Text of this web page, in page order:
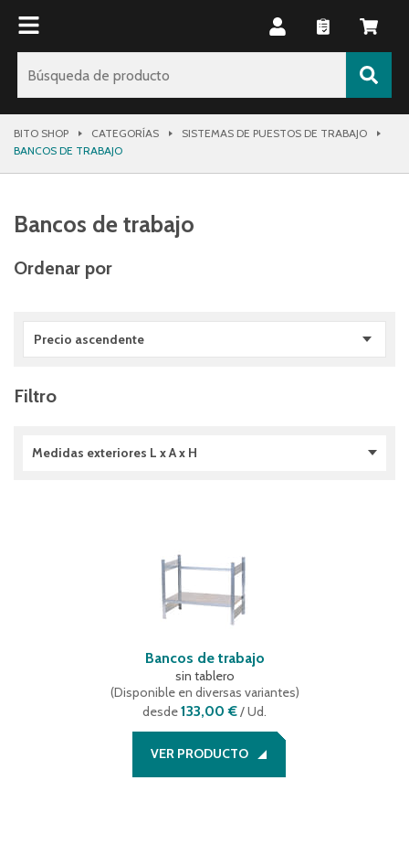
BITO SHOP CATEGORÍAS
SISTEMAS DE PUESTOS DE TRABAJO
BANCOS DE TRABAJO
Bancos de trabajo
Ordenar por
Precio ascendente
Filtro
Medidas exteriores L x A x H
2100 x 700 x 880 (mm) (1)
3100 x 624 x 850 (mm) (1)
3200 x 700 x 880 (mm)
Bancos de trabajo
sin tablero
(Disponible en diversas variantes)
desde133,00 €/ Ud.
VER PRODUCTO